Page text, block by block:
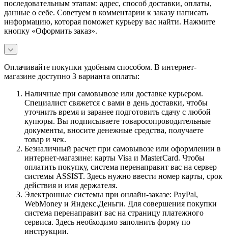
последовательным этапам: адрес, способ доставки, оплаты,
данные о себе. Советуем в комментарии к заказу написать
информацию, которая поможет курьеру вас найти. Нажмите
кнопку «Оформить заказ».
Оплачивайте покупки удобным способом. В интернет-
магазине доступно 3 варианта оплаты:
Наличные при самовывозе или доставке курьером.
Специалист свяжется с вами в день доставки, чтобы
уточнить время и заранее подготовить сдачу с любой
купюры. Вы подписываете товаросопроводительные
документы, вносите денежные средства, получаете
товар и чек.
Безналичный расчет при самовывозе или оформлении в
интернет-магазине: карты Visa и MasterCard. Чтобы
оплатить покупку, система перенаправит вас на сервер
системы ASSIST. Здесь нужно ввести номер карты, срок
действия и имя держателя.
Электронные системы при онлайн-заказе: PayPal,
WebMoney и Яндекс.Деньги. Для совершения покупки
система перенаправит вас на страницу платежного
сервиса. Здесь необходимо заполнить форму по
инструкции.